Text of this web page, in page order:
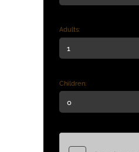
Adults:
Children: